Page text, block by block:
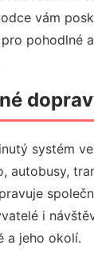
vám
pohodlné
systém
autobusy,
i
a jeho okolí.